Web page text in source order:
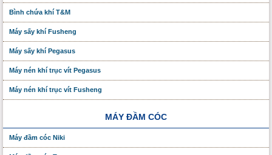
Bình chứa khí T&M
Máy sấy khí Fusheng
Máy sấy khí Pegasus
Máy nén khí trục vít Pegasus
Máy nén khí trục vít Fusheng
MÁY ĐẦM CÓC
Máy đầm cóc Niki